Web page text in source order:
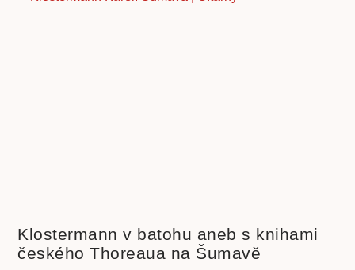
Klostermann v batohu aneb s knihami
českého Thoreaua na Šumavě